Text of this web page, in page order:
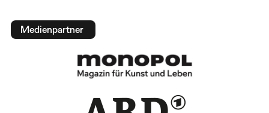
Medienpartner